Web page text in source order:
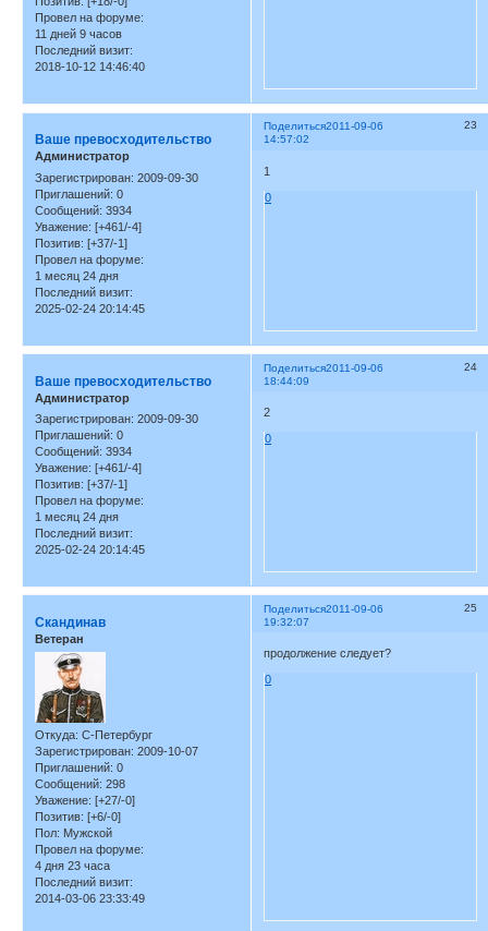
Провел на форуме:
11 дней 9 часов
Последний визит:
2018-10-12 14:46:40
Поделиться 23
2011-09-06
14:57:02
Ваше превосходительство
Администратор
Зарегистрирован: 2009-09-30
Приглашений: 0
Сообщений: 3934
Уважение: [+461/-4]
Позитив: [+37/-1]
Провел на форуме:
1 месяц 24 дня
Последний визит:
2025-02-24 20:14:45
1
0
Поделиться 24
2011-09-06
18:44:09
Ваше превосходительство
Администратор
Зарегистрирован: 2009-09-30
Приглашений: 0
Сообщений: 3934
Уважение: [+461/-4]
Позитив: [+37/-1]
Провел на форуме:
1 месяц 24 дня
Последний визит:
2025-02-24 20:14:45
2
0
Поделиться 25
2011-09-06
19:32:07
Скандинав
Ветеран
Откуда: С-Петербург
Зарегистрирован: 2009-10-07
Приглашений: 0
Сообщений: 298
Уважение: [+27/-0]
Позитив: [+6/-0]
Пол: Мужской
Провел на форуме:
4 дня 23 часа
Последний визит:
2014-03-06 23:33:49
продолжение следует?
0